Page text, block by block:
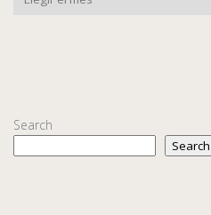
Search
Search